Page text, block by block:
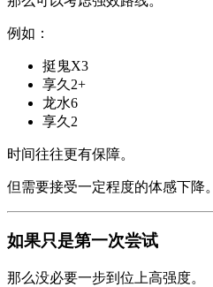
例如：
挺鬼X3
享久2+
龙水6
享久2
时间往往更有保障。
但需要接受一定程度的体感下降。
如果只是第一次尝试
那么没必要一步到位上高强度。